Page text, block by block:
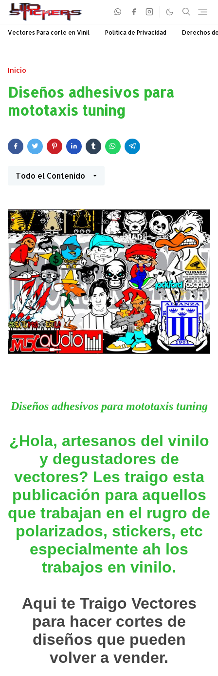
Vectores Para corte en Vinil Política de Privacidad Derechos
Inicio
Diseños adhesivos para
mototaxis tuning
Todo el Contenido
Diseños adhesivos para mototaxis tuning
¿Hola, artesanos del vinilo
y degustadores de
vectores? Les traigo esta
publicación para aquellos
que trabajan en el rugro de
polarizados, stickers, etc
especialmente ah los
trabajos en vinilo.
Aqui te Traigo Vectores
para hacer cortes de
diseños que pueden
volver a vender.